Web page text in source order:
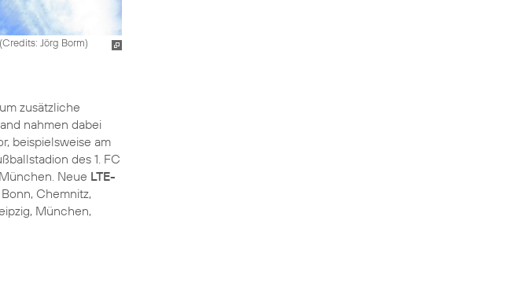
Credits: Jörg Borm)
zusätzliche
nahmen dabei
beispielsweise am
des 1. FC
Neue LTE-
Chemnitz,
München,